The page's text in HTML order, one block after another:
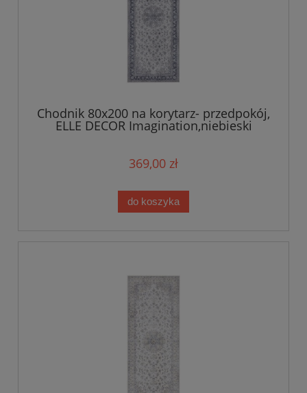
Chodnik 80x200 na korytarz- przedpokój,
ELLE DECOR Imagination,niebieski
orientalny wzór płasko tkany
369,00 zł
do koszyka